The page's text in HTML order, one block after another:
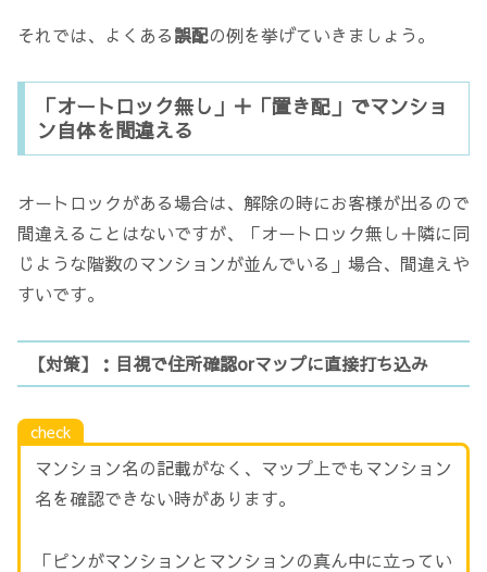
それでは、よくある誤配の例を挙げていきましょう。
「オートロック無し」＋「置き配」でマンショ
ン自体を間違える
オートロックがある場合は、解除の時にお客様が出るので
間違えることはないですが、「オートロック無し＋隣に同
じような階数のマンションが並んでいる」場合、間違えや
すいです。
【対策】：目視で住所確認orマップに直接打ち込み
check
マンション名の記載がなく、マップ上でもマンション
名を確認できない時があります。
「ピンがマンションとマンションの真ん中に立ってい